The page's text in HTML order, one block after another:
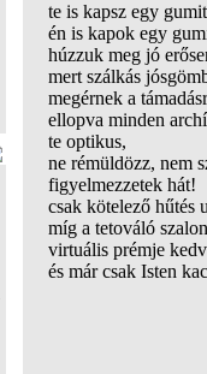
te is kapsz egy
én is kapok egy
húzzuk meg jó
mert szálkás
megérnek a
ellopva minden
te optikus,
ne rémüldözz, nem
figyelmezzetek hát!
csak kötelező hűtés
míg a tetováló
virtuális prémje
és már csak Isten